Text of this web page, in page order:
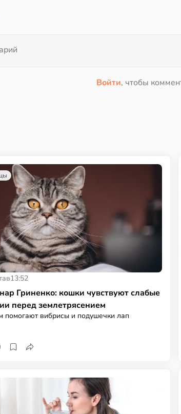
Войти, чтобы
в13:52
Гриненко: кошки чувствуют слабые
перед землетрясением
помогают вибрисы и подушечки лап